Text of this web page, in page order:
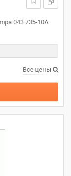
043.735-10A
Все цены